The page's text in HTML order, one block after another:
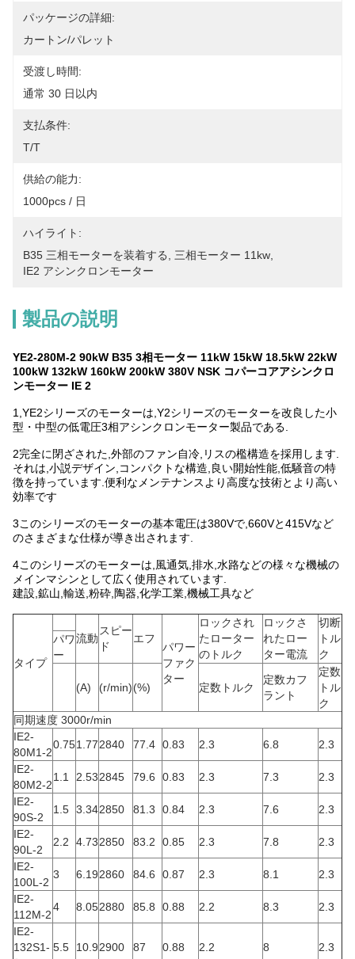
パッケージの詳細:
カートン/パレット
受渡し時間:
通常 30 日以内
支払条件:
T/T
供給の能力:
1000pcs / 日
ハイライト:
B35 三相モーターを装着する
三相モーター 11kw
IE2 アシンクロンモーター
製品の説明
YE2-280M-2 90kW B35 3相モーター 11kW 15kW 18.5kW 22kW
100kW 132kW 160kW 200kW 380V NSK コパーコアアシンクロ
ンモーター IE 2
1, YE2シリーズのモーターは,Y2シリーズのモーターを改良した小
型・中型の低電圧3相アシンクロンモーター製品である.
2完全に閉ざされた,外部のファン自冷,リスの檻構造を採用します.
それは,小説デザイン,コンパクトな構造,良い開始性能,低騒音の特
徴を持っています.便利なメンテナンスより高度な技術とより高い
効率です
3このシリーズのモーターの基本電圧は380Vで,660Vと415Vなど
のさまざまな仕様が導き出されます.
4このシリーズのモーターは,風通気,排水,水路などの様々な機械の
メインマシンとして広く使用されています.
建設,鉱山,輸送,粉砕,陶器,化学工業,機械工具など
タイプ
流動
スピー
ド
エフ
パワー
ファク
ター
ロックされ
たローター
のトルク
ロックさ
れたロー
ター電流
切断
トル
ク
パワ
ー
(A) (r/min)(%) 定数トルク
定数カフ
ラント
定数
トル
ク
同期速度 3000r/min
IE2-
80M1-2
0.751.772840 77.4 0.83 2.3 6.8
2.3
IE2-
80M2-2
1.1 2.532845 79.6 0.83 2.3 7.3
2.3
IE2-
90S-2
1.5 3.342850 81.3 0.84 2.3 7.6
2.3
IE2-
90L-2
2.2 4.732850 83.2 0.85 2.3 7.8
2.3
IE2-
100L-2
3 6.192860 84.6 0.87 2.3 8.1
2.3
IE2-
112M-2
4 8.052880 85.8 0.88 2.2 8.3
2.3
IE2-
132S1- 5.5 10.92900 87 0.88 2.2 8 2.3